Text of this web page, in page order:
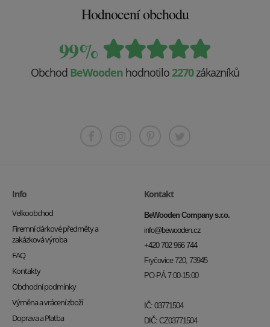
Hodnocení obchodu
99%
Obchod BeWooden hodnotilo 2270zákazníků
Info
Velkoobchod
Firemní dárkové předměty a
zakázková výroba
FAQ
Kontakty
Obchodní podmínky
Výměna a vrácení zboží
Doprava a Platba
Kontakt
BeWooden Company s.r.o.
info@bewooden.cz
+420 702 966 744
Fryčovice 720, 73945
PO-PÁ 7:00-15:00
IČ: 03771504
DIČ: CZ03771504